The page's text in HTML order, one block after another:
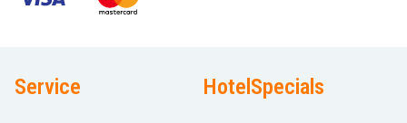
Service HotelSpecials